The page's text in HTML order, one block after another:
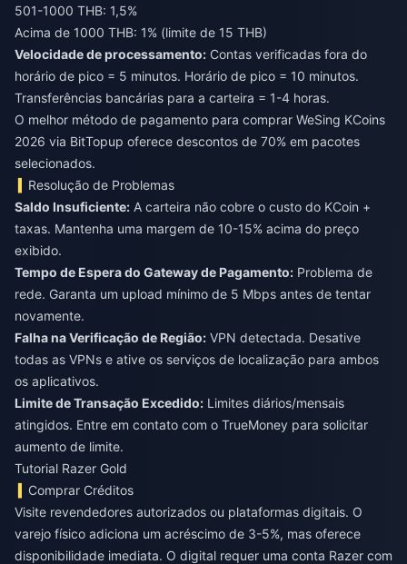
501-1000 THB: 1,5%
Acima de 1000 THB: 1% (limite de 15 THB)
Velocidade de processamento: Contas verificadas fora do
horário de pico = 5 minutos. Horário de pico = 10 minutos.
Transferências bancárias para a carteira = 1-4 horas.
O melhor método de pagamento para comprar WeSing KCoins
2026 via BitTopup oferece descontos de 70% em pacotes
selecionados.
Resolução de Problemas
Saldo Insuficiente: A carteira não cobre o custo do KCoin +
taxas. Mantenha uma margem de 10-15% acima do preço
exibido.
Tempo de Espera do Gateway de Pagamento: Problema de
rede. Garanta um upload mínimo de 5 Mbps antes de tentar
novamente.
Falha na Verificação de Região: VPN detectada. Desative
todas as VPNs e ative os serviços de localização para ambos
os aplicativos.
Limite de Transação Excedido: Limites diários/mensais
atingidos. Entre em contato com o TrueMoney para solicitar
aumento de limite.
Tutorial Razer Gold
Comprar Créditos
Visite revendedores autorizados ou plataformas digitais. O
varejo físico adiciona um acréscimo de 3-5%, mas oferece
disponibilidade imediata. O digital requer uma conta Razer com